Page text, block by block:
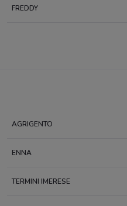
FREDDY
AGRIGENTO
ENNA
TERMINI IMERESE